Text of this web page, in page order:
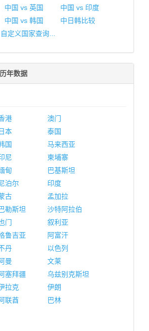
中国 vs 英国
中国 vs 印度
中国 vs 韩国
中日韩比较
自定义国家查询...
年数据
港
澳门
日本
泰国
国
马来西亚
尼
柬埔寨
甸
巴基斯坦
泊尔
印度
古
孟加拉
勒斯坦
沙特阿拉伯
门
叙利亚
鲁吉亚
阿富汗
丹
以色列
曼
文莱
塞拜疆
乌兹别克斯坦
拉克
伊朗
联酋
巴林